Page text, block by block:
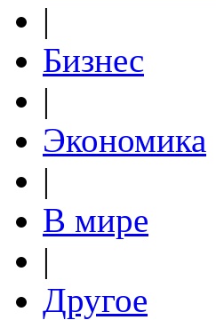
|
Бизнес
|
Экономика
|
В мире
|
Другое